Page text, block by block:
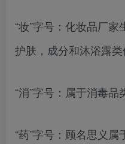
“妆”字号：化妆品厂家
护肤，成分和沐浴露类
“消”字号：属于消毒品
“药”字号：顾名思义